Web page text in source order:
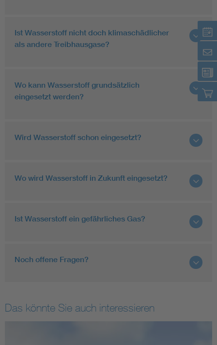
Ist Wasserstoff nicht doch klimaschädlicher
als andere Treibhausgase?
Wo kann Wasserstoff grundsätzlich
eingesetzt werden?
Wird Wasserstoff schon eingesetzt?
Wo wird Wasserstoff in Zukunft eingesetzt?
Ist Wasserstoff ein gefährliches Gas?
Noch offene Fragen?
Das könnte Sie auch interessieren